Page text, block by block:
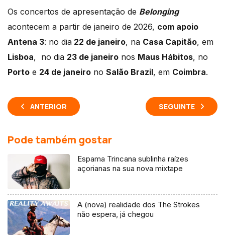
Os concertos de apresentação de Belonging
acontecem a partir de janeiro de 2026, com apoio
Antena 3: no dia 22 de janeiro, na Casa Capitão, em
Lisboa, no dia 23 de janeiro nos Maus Hábitos, no
Porto e 24 de janeiro no Salão Brazil, em Coimbra.
ANTERIOR SEGUINTE
Pode também gostar
Espama Trincana sublinha raízes
açorianas na sua nova mixtape
A (nova) realidade dos The Strokes
não espera, já chegou